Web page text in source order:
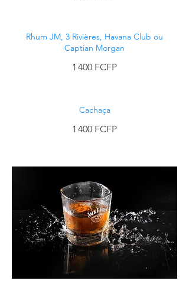
Rhum JM, 3 Rivières, Havana Club ou
Captian Morgan
1 400 FCFP
Cachaça
1 400 FCFP